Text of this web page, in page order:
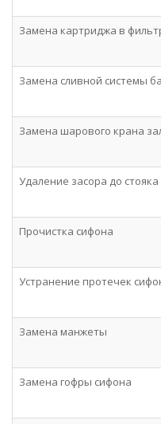
Замена картриджа в
Замена сливной системы
Замена шарового крана
Удаление засора до стояка
Прочистка сифона
Устранение протечек
Замена манжеты
Замена гофры сифона